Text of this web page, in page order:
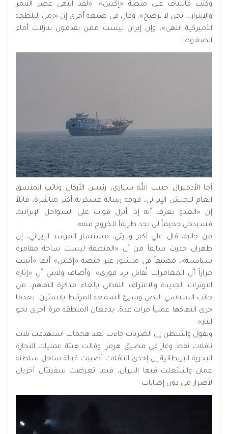
وكتب قاليباف على منصة «إكس»: «لقد انتهى عصر التنمر
والابتزاز... نحن لا نرضخ». وقال في صيغة أخرى إن «زمن البلطجة
الأميركية انتهى»، وإن إيران ليست ممن يقدمون تنازلات أمام
الضغوط.
أما الأدميرال حبيب الله سياري، رئيس الأركان ونائب المنسق
العام للجيش الإيراني، فوجه رسالة عسكرية أكثر مباشرة، قائلاً
إن «العدو يعرف أنه إذا أنزل قوات على السواحل الإيرانية،
فسيدخل جحيماً لن يجد طريقاً للخروج منه».
من جانبه، قال علي أكبر ولايتي، مستشار المرشد الإيراني، إن
طهران حذرت سابقاً من أن «المنطقة ليست ساحة مقامرة
سياسية»، مضيفاً في منشور عبر منصة «إكس» أنها «أثبتت
مراراً أن المغامرات تُقابل برد فوري». وأضاف ولايتي أن «إثارة
التوترات الجديدة والاعتراف اللفظي بإلغاء مذكرة التفاهم، من
جانب السياسي اللص وسيئ السمعة المرتبط بإبستين، بعدما
جرى انتهاكها عملياً مرات عدة، يدفعان المنطقة مرة أخرى نحو
النار».
وتقول واشنطن إن الضربات جاءت بعد هجمات استهدفت ثلاث
ناقلات نفط وغاز في مضيق هرمز. وقالت هيئة عمليات التجارة
البحرية البريطانية إن إحدى الناقلات أصيبت قبالة ساحل سلطنة
عمان واشتعلت فيها النيران، فيما تعرضت سفينتان أخريان
لأضرار من دون إصابات.